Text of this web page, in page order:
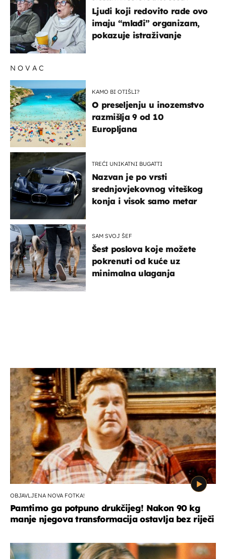
Ljudi koji redovito rade ovo
imaju “mlađi” organizam,
pokazuje istraživanje
NOVAC
KAMO BI OTIŠLI?
O preseljenju u inozemstvo
razmišlja 9 od 10
Europljana
TREĆI UNIKATNI BUGATTI
Nazvan je po vrsti
srednjovjekovnog viteškog
konja i visok samo metar
SAM SVOJ ŠEF
Šest poslova koje možete
pokrenuti od kuće uz
minimalna ulaganja
OBJAVLJENA NOVA FOTKA!
Pamtimo ga potpuno drukčijeg! Nakon 90 kg
manje njegova transformacija ostavlja bez riječi